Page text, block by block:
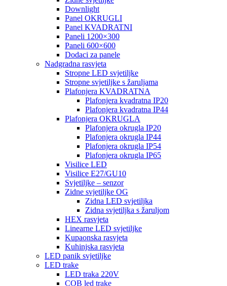
Downlight
Panel OKRUGLI
Panel KVADRATNI
Paneli 1200×300
Paneli 600×600
Dodaci za panele
Nadgradna rasvjeta
Stropne LED svjetiljke
Stropne svjetiljke s žaruljama
Plafonjera KVADRATNA
Plafonjera kvadratna IP20
Plafonjera kvadratna IP44
Plafonjera OKRUGLA
Plafonjera okrugla IP20
Plafonjera okrugla IP44
Plafonjera okrugla IP54
Plafonjera okrugla IP65
Visilice LED
Visilice E27/GU10
Svjetiljke – senzor
Zidne svjetiljke OG
Zidna LED svjetiljka
Zidna svjetiljka s žaruljom
HEX rasvjeta
Linearne LED svjetiljke
Kupaonska rasvjeta
Kuhinjska rasvjeta
LED panik svjetiljke
LED trake
LED traka 220V
COB led trake